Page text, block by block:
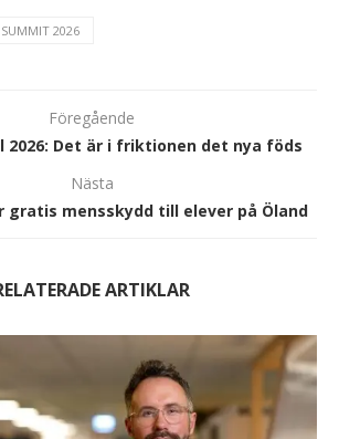
2026
Föregående
2026: Det är i friktionen det nya föds
Nästa
gratis mensskydd till elever på Öland
ARTIKLAR